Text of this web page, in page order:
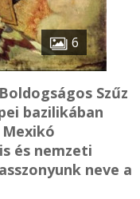
6
Szűz
bazilikában
és nemzeti
neve a